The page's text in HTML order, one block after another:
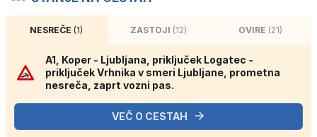
NESREČE(1) ZASTOJI (12) OVIRE (21)
A1, Koper - Ljubljana, priključek Logatec -
priključek Vrhnika v smeri Ljubljane, prometna
nesreča, zaprt vozni pas.
VEČ O CESTAH